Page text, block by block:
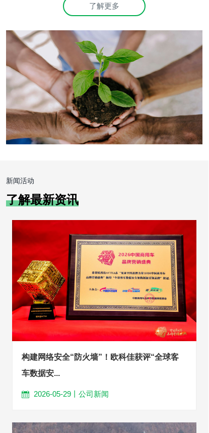
了解更多
新闻活动
了解最新资讯
构建网络安全“防火墙”！欧科佳获评“全球客
车数据安...
2026-05-29丨公司新闻